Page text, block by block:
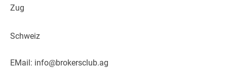
Zug
Schweiz
EMail: info@brokersclub.ag